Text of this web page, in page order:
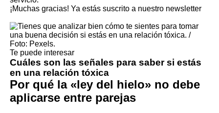
¡Muchas gracias! Ya estás suscrito a nuestro newsletter
Te puede interesar
Cuáles son las señales para saber si estás
en una relación tóxica
Por qué la «ley del hielo» no debe
aplicarse entre parejas